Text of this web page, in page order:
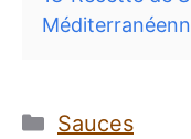
Catégories
Sauces